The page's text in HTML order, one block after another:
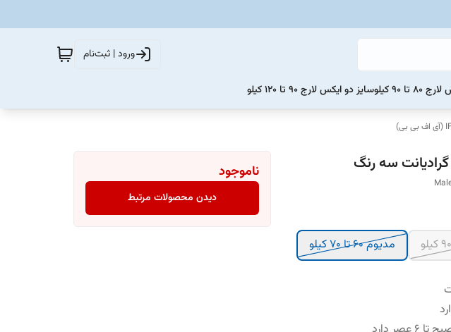
ورود | ثبت‌نام
تا 90 کیلو سایز دو ایکس لارج 90 تا 120 کیلو
سه رنگ
مدیوم 60 تا 70 کیلو
ناموجود
دیدن محصولات مرتبط